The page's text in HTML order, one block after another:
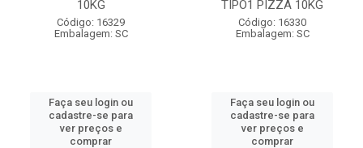
10KG
Código: 16329
Embalagem: SC
Faça seu login ou
cadastre-se para
ver preços e
comprar
TIPO1 PIZZA 10KG
Código: 16330
Embalagem: SC
Faça seu login ou
cadastre-se para
ver preços e
comprar